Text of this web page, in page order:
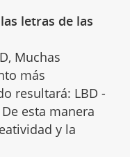
letras de las
Muchas
más
resultará: LBD -
esta manera
y la